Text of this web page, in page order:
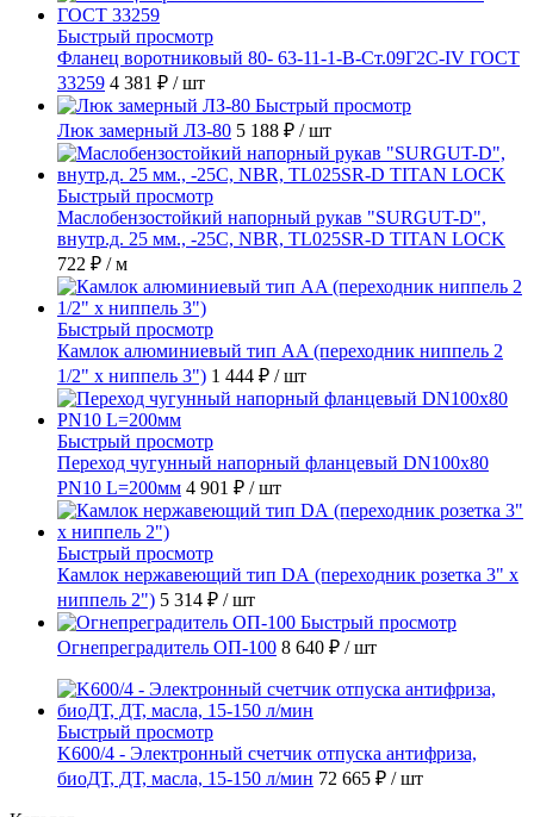
Быстрый просмотр
Фланец воротниковый 80- 63-11-1-B-Ст.09Г2С-IV ГОСТ
33259 4 381 ₽ / шт
Быстрый просмотр
Люк замерный ЛЗ-80 5 188 ₽ / шт
Быстрый просмотр
Маслобензостойкий напорный рукав "SURGUT-D",
внутр.д. 25 мм., -25C, NBR, TL025SR-D TITAN LOCK
722 ₽ / м
Быстрый просмотр
Камлок алюминиевый тип AA (переходник ниппель 2
1/2" х ниппель 3") 1 444 ₽ / шт
Быстрый просмотр
Переход чугунный напорный фланцевый DN100х80
PN10 L=200мм 4 901 ₽ / шт
Быстрый просмотр
Камлок нержавеющий тип DА (переходник розетка 3" х
ниппель 2") 5 314 ₽ / шт
Быстрый просмотр
Огнепреградитель ОП-100 8 640 ₽ / шт
Быстрый просмотр
K600/4 - Электронный счетчик отпуска антифриза,
биоДТ, ДТ, масла, 15-150 л/мин 72 665 ₽ / шт